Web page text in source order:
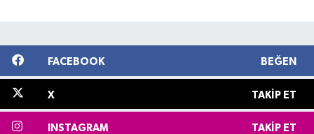
FACEBOOK BEĞEN
X TAKIP ET
INSTAGRAM TAKIP ET